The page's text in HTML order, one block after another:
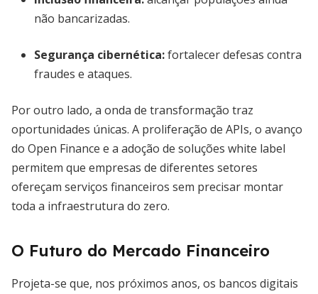
não bancarizadas.
Segurança cibernética:fortalecer defesas contra
fraudes e ataques.
Por outro lado, a onda de transformação traz
oportunidades únicas. A proliferação de APIs, o avanço
do Open Finance e a adoção de soluções white label
permitem que empresas de diferentes setores
ofereçam serviços financeiros sem precisar montar
toda a infraestrutura do zero.
O Futuro do Mercado Financeiro
Projeta-se que, nos próximos anos, os bancos digitais